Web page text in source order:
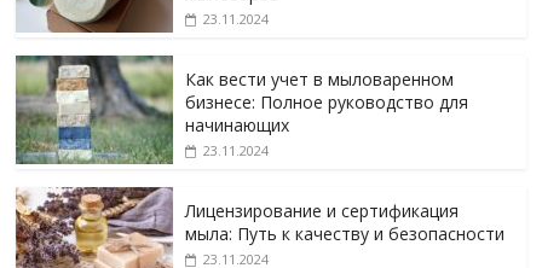
23.11.2024
Как вести учет в мыловаренном
бизнесе: Полное руководство для
начинающих
23.11.2024
Лицензирование и сертификация
мыла: Путь к качеству и безопасности
23.11.2024